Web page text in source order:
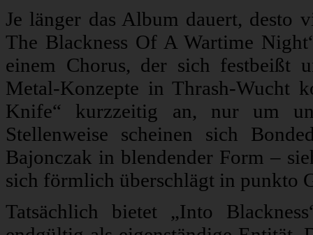
Je länger das Album dauert, desto
The Blackness Of A Wartime
einem Chorus, der sich festbeißt
Metal-Konzepte in Thrash-Wucht
Knife“ kurzzeitig an, nur um
Stellenweise scheinen sich
Bajonczak in blendender Form –
sich förmlich überschlägt in punkto
Tatsächlich bietet „Into